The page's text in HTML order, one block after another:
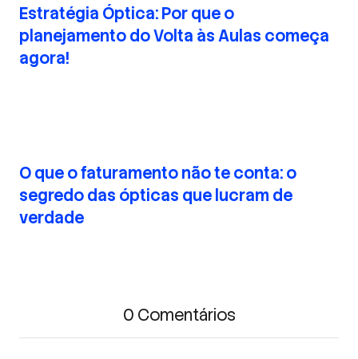
Estratégia Óptica: Por que o
planejamento do Volta às Aulas começa
agora!
O que o faturamento não te conta: o
segredo das ópticas que lucram de
verdade
0 Comentários